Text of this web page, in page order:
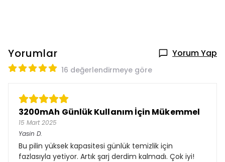
Yorumlar Yorum Yap
16 değerlendirmeye göre
3200mAh Günlük Kullanım İçin Mükemmel
15 Mart 2025
Yasin D.
Bu pilin yüksek kapasitesi günlük temizlik için
fazlasıyla yetiyor. Artık şarj derdim kalmadı. Çok iyi!